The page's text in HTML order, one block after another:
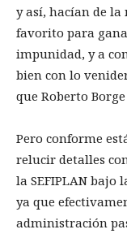
y así, hacían de la
favorito para
impunidad, y a
bien con lo
que Roberto
Pero conforme
relucir detalles
la SEFIPLAN bajo
ya que
administración